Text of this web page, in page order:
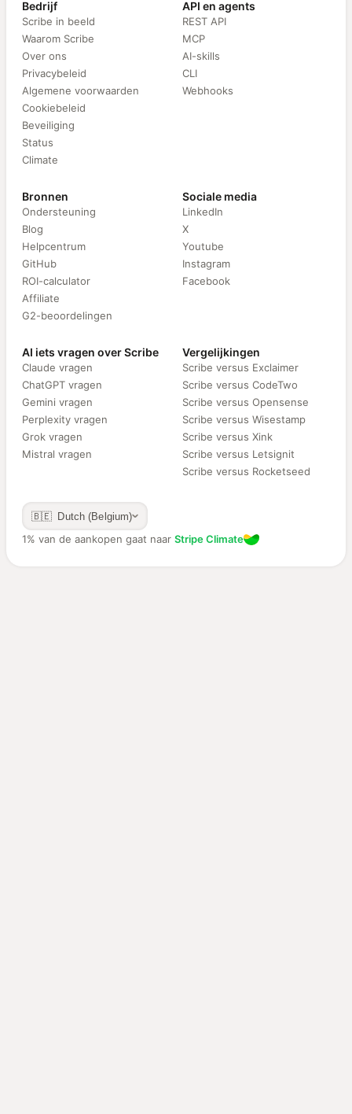
Bedrijf
Scribe in beeld
Waarom Scribe
Over ons
Privacybeleid
Algemene voorwaarden
Cookiebeleid
Beveiliging
Status
Climate
API en agents
REST API
MCP
AI-skills
CLI
Webhooks
Bronnen
Ondersteuning
Blog
Helpcentrum
GitHub
ROI-calculator
Affiliate
G2-beoordelingen
Sociale media
LinkedIn
X
Youtube
Instagram
Facebook
AI iets vragen over Scribe
Claude vragen
ChatGPT vragen
Gemini vragen
Perplexity vragen
Grok vragen
Mistral vragen
Vergelijkingen
Scribe versus Exclaimer
Scribe versus CodeTwo
Scribe versus Opensense
Scribe versus Wisestamp
Scribe versus Xink
Scribe versus Letsignit
Scribe versus Rocketseed
🇧🇪 Dutch (Belgium)
1% van de aankopen gaat naar Stripe Climate